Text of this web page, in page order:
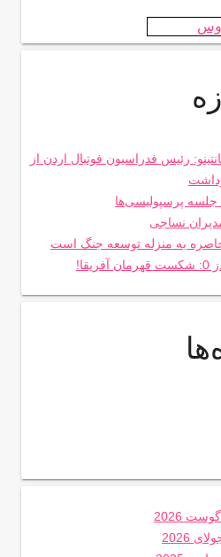
رئیس فدراسیون فوتبال اردن از
جلسه پرسپولیسی‌ها
نساجی
محاصره به منزله توسعه جنگ است
2026
2026